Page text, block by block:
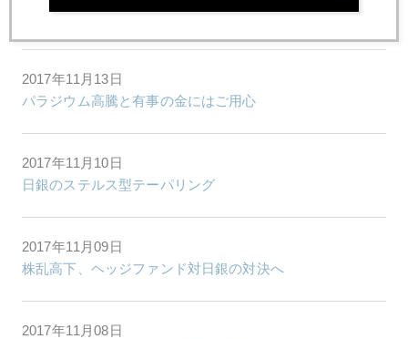
混迷を深めるサウジ・イランの対立
2017年11月13日
パラジウム高騰と有事の金にはご用心
2017年11月10日
日銀のステルス型テーパリング
2017年11月09日
株乱高下、ヘッジファンド対日銀の対決へ
2017年11月08日